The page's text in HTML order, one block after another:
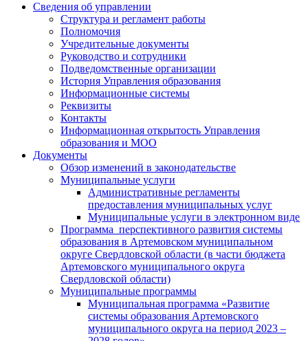
Сведения об управлении
Структура и регламент работы
Полномочия
Учредительные документы
Руководство и сотрудники
Подведомственные организации
История Управления образования
Информационные системы
Реквизиты
Контакты
Информационная открытость Управления
образования и МОО
Документы
Обзор изменений в законодательстве
Муниципальные услуги
Административные регламенты
предоставления муниципальных услуг
Муниципальные услуги в электронном виде
Программа перспективного развития системы
образования в Артемовском муниципальном
округе Свердловской области (в части бюджета
Артемовского муниципального округа
Свердловской области)
Муниципальные программы
Муниципальная программа «Развитие
системы образования Артемовского
муниципального округа на период 2023 –